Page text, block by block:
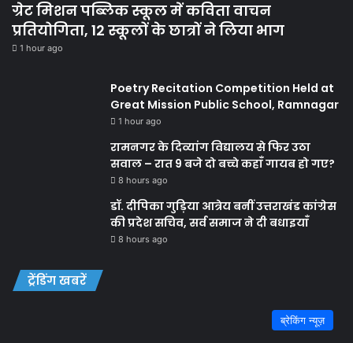
ग्रेट मिशन पब्लिक स्कूल में कविता वाचन
प्रतियोगिता, 12 स्कूलों के छात्रों ने लिया भाग
1 hour ago
Poetry Recitation Competition Held at
Great Mission Public School, Ramnagar
1 hour ago
रामनगर के दिव्यांग विद्यालय से फिर उठा
सवाल – रात 9 बजे दो बच्चे कहाँ गायब हो गए?
8 hours ago
डॉ. दीपिका गुड़िया आत्रेय बनीं उत्तराखंड कांग्रेस
की प्रदेश सचिव, सर्व समाज ने दी बधाइयाँ
8 hours ago
ट्रेंडिंग खबरें
ब्रेकिंग न्यूज़